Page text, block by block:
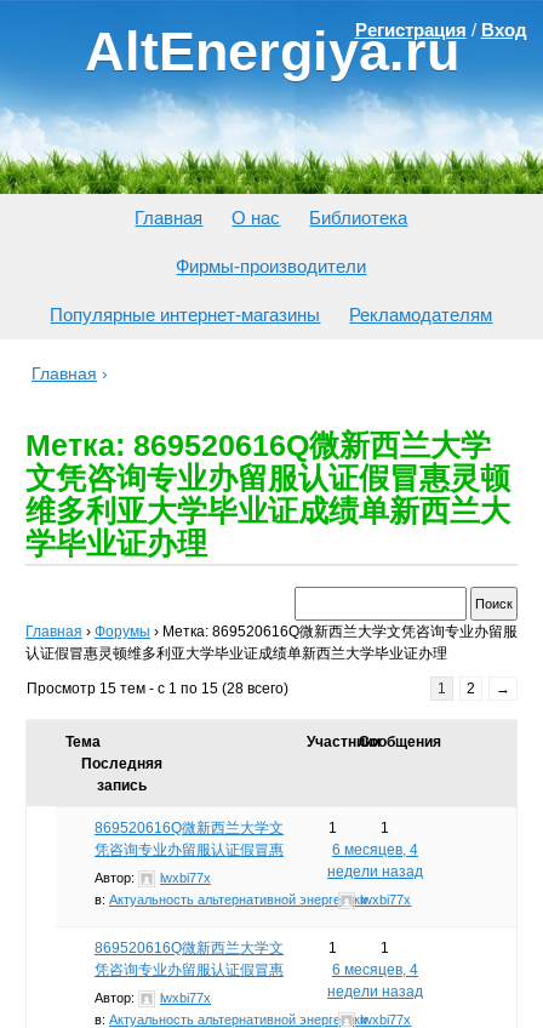
AltEnergiya.ru
Регистрация / Вход
Главная О нас Библиотека
Фирмы-производители
Популярные интернет-магазины Рекламодателям
Главная ›
Метка: 869520616Q微新西兰大学
文凭咨询专业办留服认证假冒惠灵顿
维多利亚大学毕业证成绩单新西兰大
学毕业证办理
Главная › Форумы › Метка: 869520616Q微新西兰大学文凭咨询专业办留服
认证假冒惠灵顿维多利亚大学毕业证成绩单新西兰大学毕业证办理
Просмотр 15 тем - с 1 по 15 (28 всего) 1 2 →
Тема УчастникиСообщения
Последняя
запись
869520616Q微新西兰大学文
凭咨询专业办留服认证假冒惠
Автор:
lwxbi77x
в: Актуальность альтернативной энергетики
1
1
6 месяцев, 4
недели назад
lwxbi77x
869520616Q微新西兰大学文
凭咨询专业办留服认证假冒惠
Автор:
lwxbi77x
в: Актуальность альтернативной энергетики
1
1
6 месяцев, 4
недели назад
lwxbi77x